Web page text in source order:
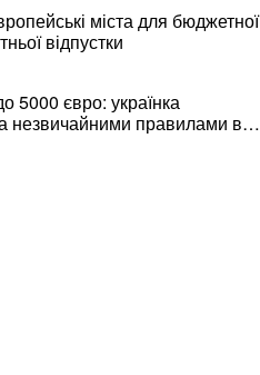
міста для бюджетної
відпустки
5000 євро: українка
незвичайними правилами в
та поділилася правдою